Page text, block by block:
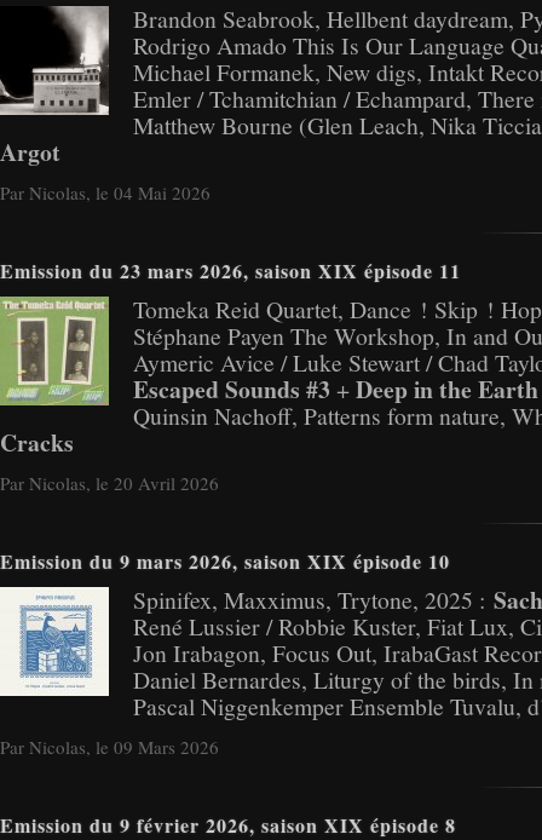
Brandon Seabrook, Hellbent daydream,
Rodrigo Amado This Is Our Language
Michael Formanek, New digs, Intakt
Emler / Tchamitchian / Echampard,
Matthew Bourne (Glen Leach, Nika
Argot
Par Nicolas, le 04 Mai 2026
Emission du 23 mars 2026, saison XIX épisode 11
Tomeka Reid Quartet, Dance ! Skip !
Stéphane Payen The Workshop, In and
Aymeric Avice / Luke Stewart / Chad
Escaped Sounds #3 +Deep in the Earth
Quinsin Nachoff, Patterns form nature,
Cracks
Par Nicolas, le 20 Avril 2026
Emission du 9 mars 2026, saison XIX épisode 10
Spinifex, Maxximus, Trytone, 2025 :
René Lussier / Robbie Kuster, Fiat Lux,
Jon Irabagon, Focus Out, IrabaGast
Daniel Bernardes, Liturgy of the birds,
Pascal Niggenkemper Ensemble Tuvalu,
Par Nicolas, le 09 Mars 2026
Emission du 9 février 2026, saison XIX épisode 8